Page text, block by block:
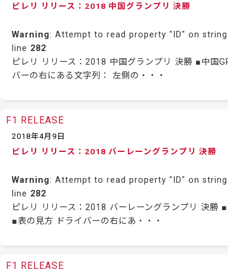
ピレリ リリース：2018 中国グランプリ 決勝
Warning: Attempt to read property "ID" on string
line 282
ピレリ リリース：2018 中国グランプリ 決勝 ■中国
バーの右にある文字列： 左側の・・・
F1 RELEASE
2018年4月9日
ピレリ リリース：2018 バーレーングランプリ 決勝
Warning: Attempt to read property "ID" on string
line 282
ピレリ リリース：2018 バーレーングランプリ 決勝
■表の見方 ドライバーの右にあ・・・
F1 RELEASE